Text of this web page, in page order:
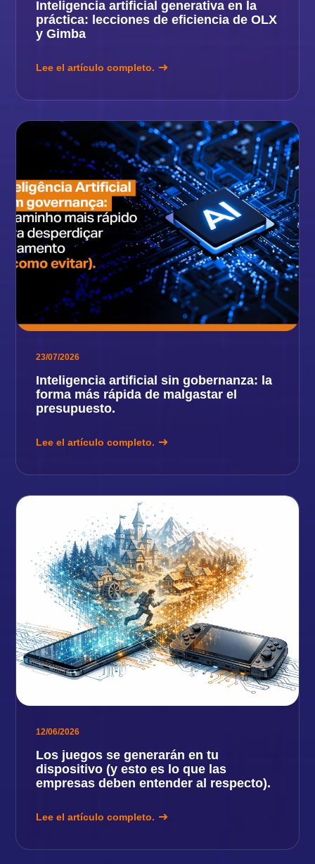
Inteligencia artificial generativa en la
práctica: lecciones de eficiencia de OLX
y Gimba
Lee el artículo completo.
23/07/2026
Inteligencia artificial sin gobernanza: la
forma más rápida de malgastar el
presupuesto.
Lee el artículo completo.
12/06/2026
Los juegos se generarán en tu
dispositivo (y esto es lo que las
empresas deben entender al respecto).
Lee el artículo completo.